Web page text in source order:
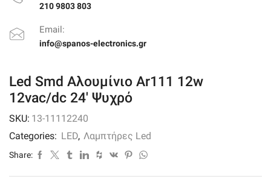
210 9803 803
Email:
info@spanos-electronics.gr
Led Smd Αλουμίνιο Ar111 12w
12vac/dc 24′ Ψυχρό
SKU: 13-11112240
Categories: LED, Λαμπτήρες Led
Share: